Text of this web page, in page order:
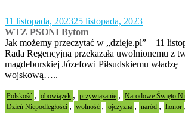
11 listopada, 202325 listopada, 2023
WTZ PSONI Bytom
Jak możemy przeczytać w „dzieje.pl” – 11
Rada Regencyjna przekazała uwolnionemu z
magdeburskiej Józefowi Piłsudskiemu władzę
wojskową…..
Polskość , obowiązek , przywiązanie , Narodowe Święto
Dzień Niepodległości , wolność , ojczyzna , naród , honor ,